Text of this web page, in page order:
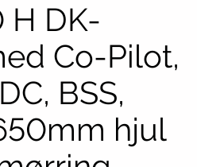
H DK-
Co-Pilot,
BSS,
hjul